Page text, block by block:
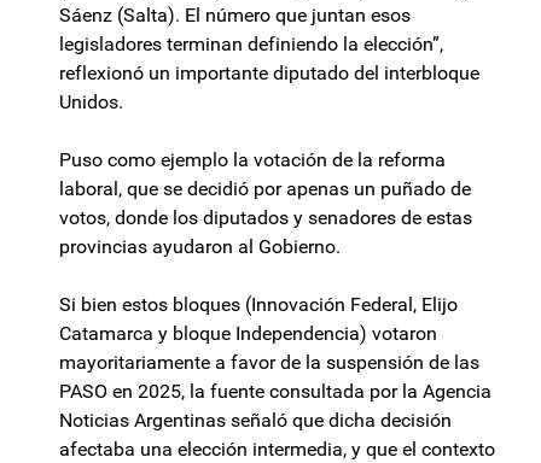
Sáenz (Salta). El número que juntan esos
legisladores terminan definiendo la elección”,
reflexionó un importante diputado del interbloque
Unidos.
Puso como ejemplo la votación de la reforma
laboral, que se decidió por apenas un puñado de
votos, donde los diputados y senadores de estas
provincias ayudaron al Gobierno.
Si bien estos bloques (Innovación Federal, Elijo
Catamarca y bloque Independencia) votaron
mayoritariamente a favor de la suspensión de las
PASO en 2025, la fuente consultada por la Agencia
Noticias Argentinas señaló que dicha decisión
afectaba una elección intermedia, y que el contexto